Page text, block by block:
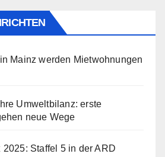
Mainz werden Mietwohnungen
Umweltbilanz: erste
neue Wege
2025: Staffel 5 in der ARD